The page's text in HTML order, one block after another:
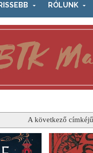
RÓLUNK
A következő